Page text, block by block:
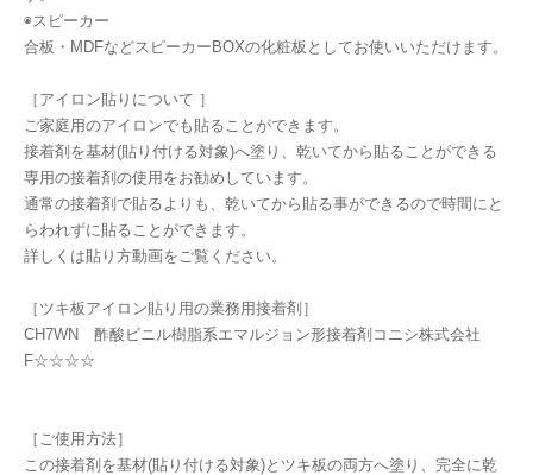
◉スピーカー
合板・MDFなどスピーカーBOXの化粧板としてお使いいただけます。
［アイロン貼りについて ］
ご家庭用のアイロンでも貼ることができます。
接着剤を基材(貼り付ける対象)へ塗り、乾いてから貼ることができる
専用の接着剤の使用をお勧めしています。
通常の接着剤で貼るよりも、乾いてから貼る事ができるので時間にと
らわれずに貼ることができます。
詳しくは貼り方動画をご覧ください。
［ツキ板アイロン貼り用の業務用接着剤］
CH7WN 酢酸ビニル樹脂系エマルジョン形接着剤コニシ株式会社
F☆☆☆☆
［ご使用方法］
この接着剤を基材(貼り付ける対象)とツキ板の両方へ塗り、完全に乾